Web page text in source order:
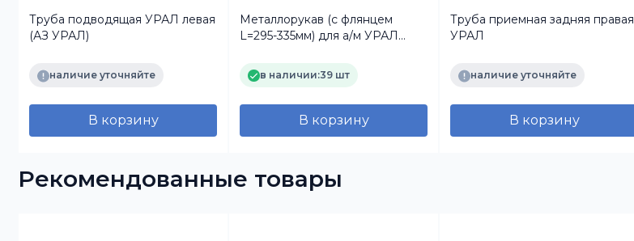
Труба подводящая УРАЛ левая
(АЗ УРАЛ)
наличие уточняйте
В корзину
Металлорукав (с флянцем
L=295-335мм) для а/м УРАЛ
в наличии:39 шт
В корзину
Труба приемная задняя правая
УРАЛ
наличие уточняйте
В корзину
Рекомендованные товары